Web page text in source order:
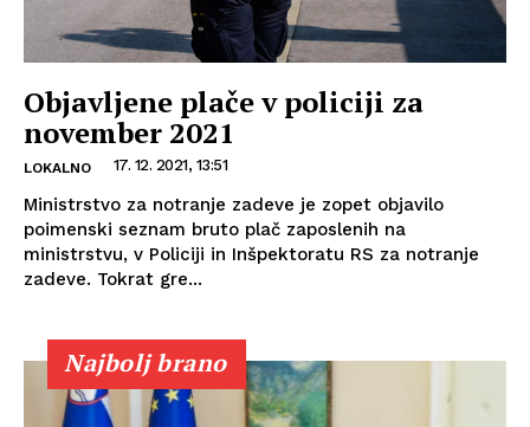
Objavljene plače v policiji za
november 2021
LOKALNO 17. 12. 2021, 13:51
Ministrstvo za notranje zadeve je zopet objavilo
poimenski seznam bruto plač zaposlenih na
ministrstvu, v Policiji in Inšpektoratu RS za notranje
zadeve. Tokrat gre...
Najbolj brano